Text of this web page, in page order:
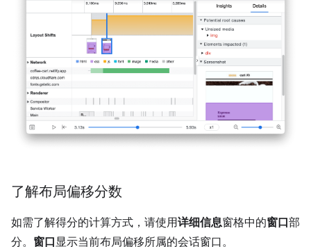
了解布局偏移分数
如需了解得分的计算方式，请使用详细信息窗格中的窗口部
分。 窗口 显示当前布局偏移所属的会话窗口。